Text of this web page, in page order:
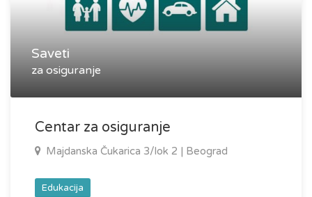
Saveti
za osiguranje
Centar za osiguranje
Majdanska Čukarica 3/lok 2 | Beograd
Edukacija